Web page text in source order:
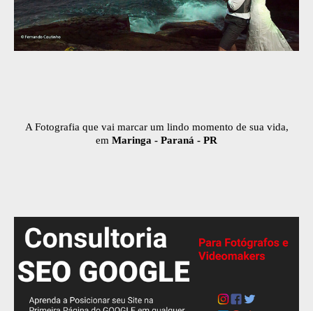
A Fotografia que vai marcar um lindo momento de sua vida,
em Maringa - Paraná - PR